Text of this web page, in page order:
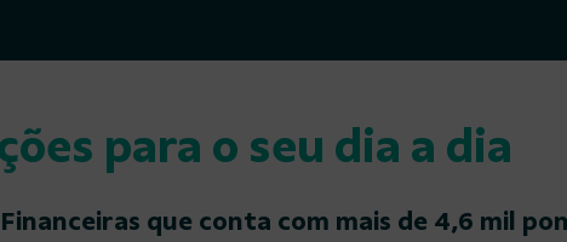
para o seu dia a dia
que conta com mais de 4,6 mil